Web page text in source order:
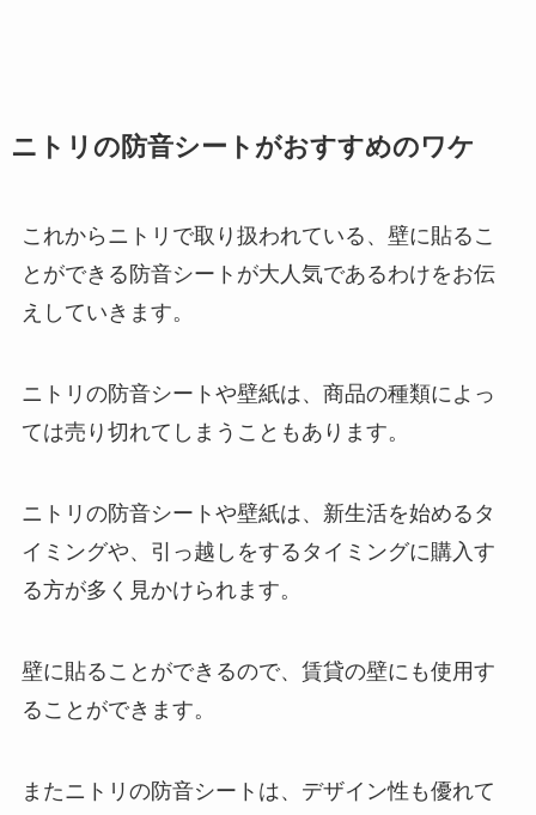
ニトリの防音シートがおすすめのワケ
これからニトリで取り扱われている、壁に貼るこ
とができる防音シートが大人気であるわけをお伝
えしていきます。
ニトリの防音シートや壁紙は、商品の種類によっ
ては売り切れてしまうこともあります。
ニトリの防音シートや壁紙は、新生活を始めるタ
イミングや、引っ越しをするタイミングに購入す
る方が多く見かけられます。
壁に貼ることができるので、賃貸の壁にも使用す
ることができます。
またニトリの防音シートは、デザイン性も優れて